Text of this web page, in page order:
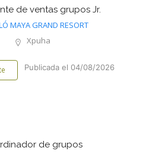
de ventas grupos Jr.
MAYA GRAND RESORT
Xpuha
Publicada el 04/08/2026
de grupos